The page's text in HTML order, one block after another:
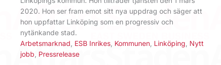
2020. Hon ser fram emot sitt nya uppdrag och säger att
hon uppfattar Linköping som en progressiv och
nytänkande stad.
Arbetsmarknad ESB Inrikes Kommunen Linköping Nytt
jobb Pressrelease